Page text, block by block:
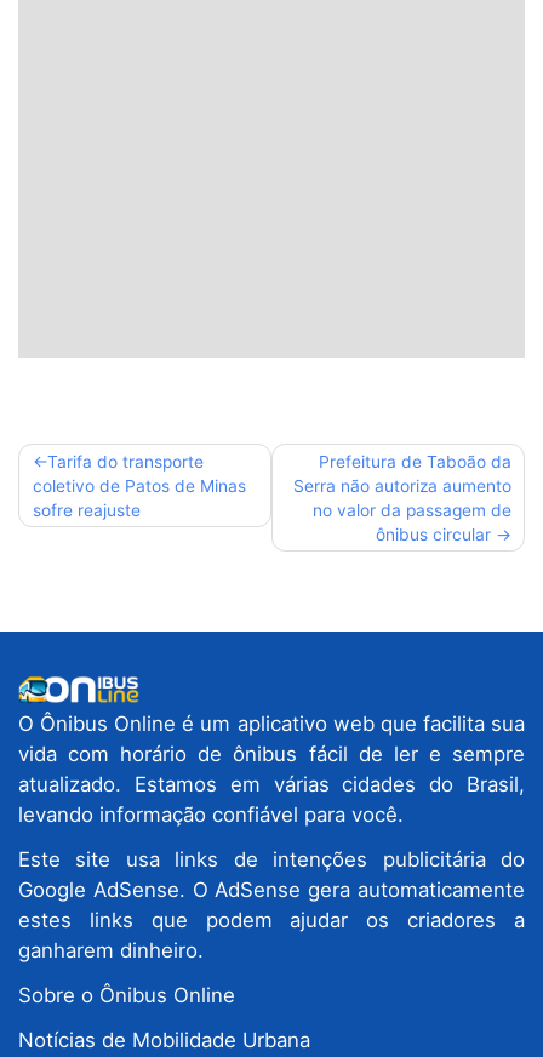
Navegação
de
Post
Tarifa do transporte
coletivo de Patos de Minas
sofre reajuste
Prefeitura de Taboão da
Serra não autoriza aumento
no valor da passagem de
ônibus circular
O Ônibus Online é um aplicativo web que facilita sua
vida com horário de ônibus fácil de ler e sempre
atualizado. Estamos em várias cidades do Brasil,
levando informação confiável para você.
Este site usa links de intenções publicitária do
Google AdSense. O AdSense gera automaticamente
estes links que podem ajudar os criadores a
ganharem dinheiro.
Sobre o Ônibus Online
Notícias de Mobilidade Urbana